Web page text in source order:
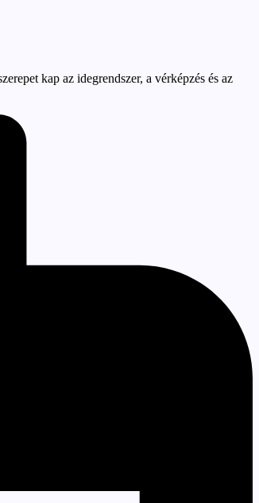
kap az idegrendszer, a vérképzés és az